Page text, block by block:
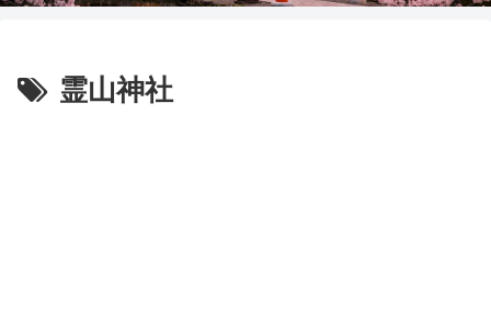
霊山神社